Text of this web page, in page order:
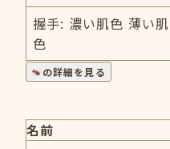
握手: 濃い肌色 薄い肌
色
の詳細を見る
名前